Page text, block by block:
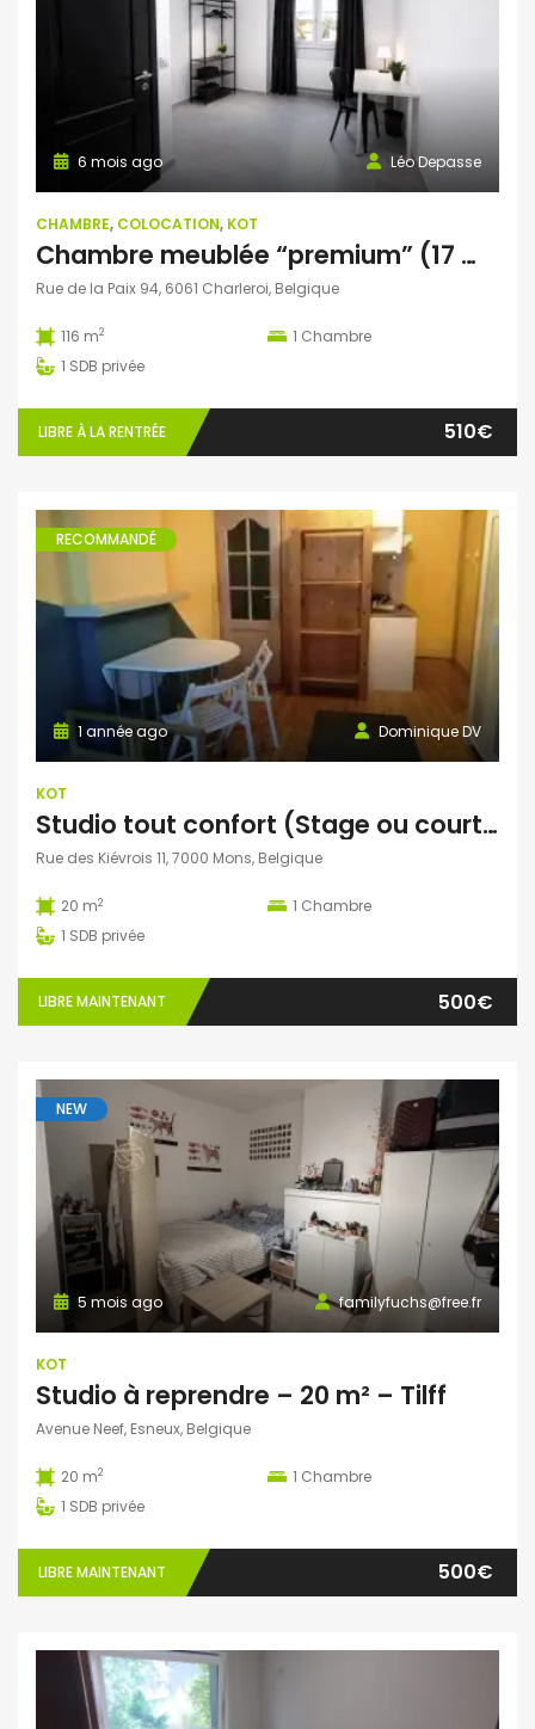
Léo Depasse
6 mois ago
CHAMBRE, COLOCATION, KOT
Chambre meublée “premium” (17 m²) avec salle de douche privative – Helha Montignies-sur-Sambre
Rue de la Paix 94, 6061 Charleroi, Belgique
116 m2 1 Chambre
1 SDB privée
LIBRE À LA RENTRÉE 510€
RECOMMANDÉ
Dominique DV
1 année ago
KOT
Studio tout confort (Stage ou courte durée possible)
Rue des Kiévrois 11, 7000 Mons, Belgique
20 m2 1 Chambre
1 SDB privée
LIBRE MAINTENANT 500€
NEW
familyfuchs@free.fr
5 mois ago
KOT
Studio à reprendre – 20 m² – Tilff
Avenue Neef, Esneux, Belgique
20 m2 1 Chambre
1 SDB privée
LIBRE MAINTENANT 500€